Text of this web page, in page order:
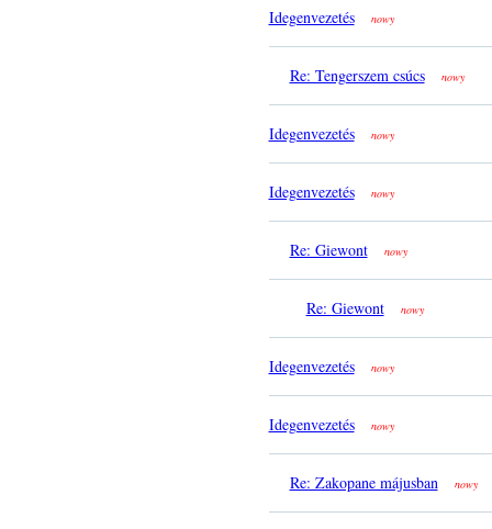
Idegenvezetés nowy
Re: Tengerszem csúcs nowy
Idegenvezetés nowy
Idegenvezetés nowy
Re: Giewont nowy
Re: Giewont nowy
Idegenvezetés nowy
Idegenvezetés nowy
Re: Zakopane májusban nowy